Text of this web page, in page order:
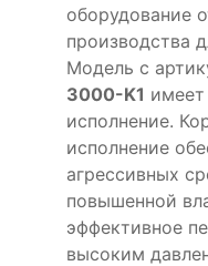
оборудование
производства
Модель с
3000-K1 имеет
исполнение.
исполнение
агрессивных
повышенной
эффективное
высоким